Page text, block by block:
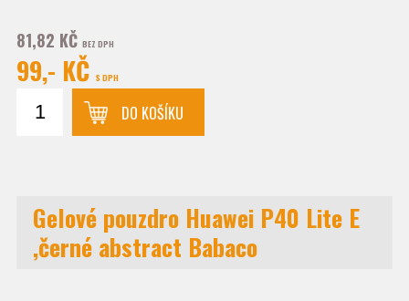
81,82 KČ BEZ DPH
99,- KČ S DPH
DO KOŠÍKU
Gelové pouzdro Huawei P40 Lite E
,černé abstract Babaco